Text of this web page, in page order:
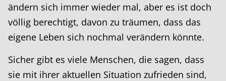
ändern sich immer wieder mal, aber es ist doch
völlig berechtigt, davon zu träumen, dass das
eigene Leben sich nochmal verändern könnte.
Sicher gibt es viele Menschen, die sagen, dass
sie mit ihrer aktuellen Situation zufrieden sind,